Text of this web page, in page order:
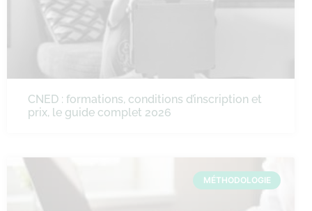
CNED : formations, conditions d’inscription et
prix, le guide complet 2026
MÉTHODOLOGIE